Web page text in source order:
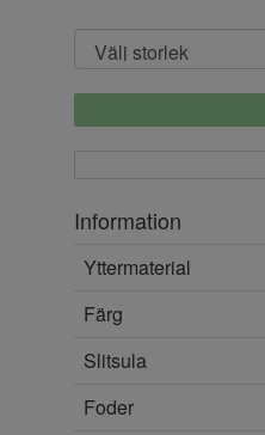
Information
Yttermaterial
Färg
Slitsula
Foder